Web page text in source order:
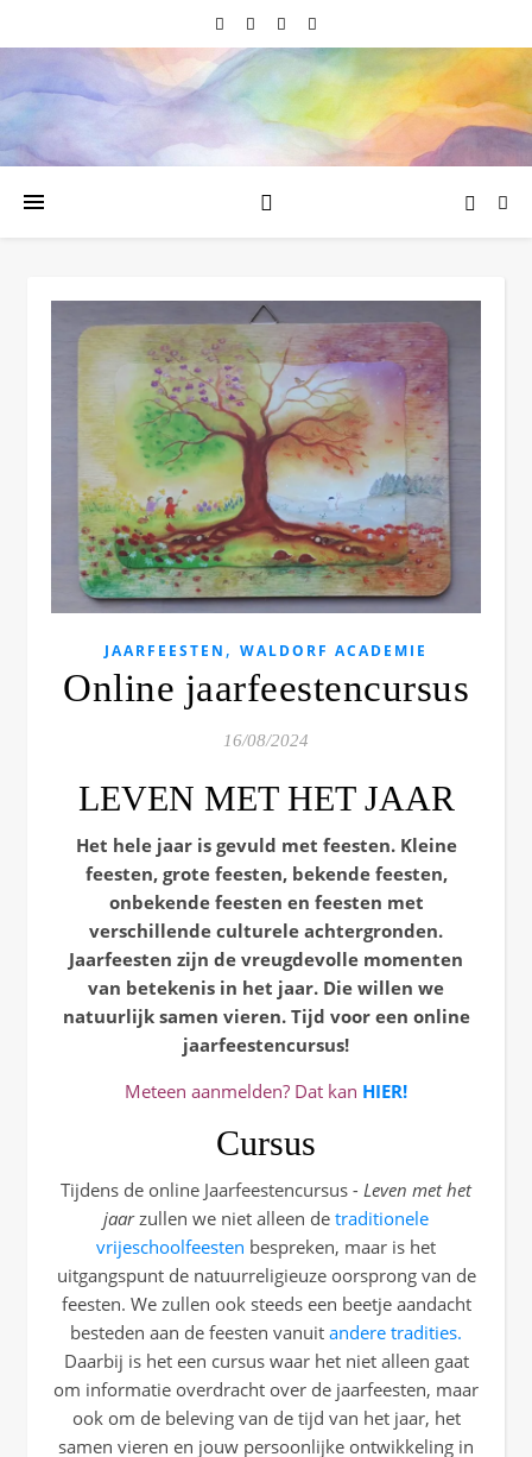
JAARFEESTEN , WALDORF ACADEMIE
Online jaarfeestencursus
16/08/2024
LEVEN MET HET JAAR
Het hele jaar is gevuld met feesten. Kleine
feesten, grote feesten, bekende feesten,
onbekende feesten en feesten met
verschillende culturele achtergronden.
Jaarfeesten zijn de vreugdevolle momenten
van betekenis in het jaar. Die willen we
natuurlijk samen vieren. Tijd voor een online
jaarfeestencursus!
Meteen aanmelden? Dat kan HIER!
Cursus
Tijdens de online Jaarfeestencursus - Leven met het
jaarzullen we niet alleen de traditionele
vrijeschoolfeesten bespreken, maar is het
uitgangspunt de natuurreligieuze oorsprong van de
feesten. We zullen ook steeds een beetje aandacht
besteden aan de feesten vanuit andere tradities.
Daarbij is het een cursus waar het niet alleen gaat
om informatie overdracht over de jaarfeesten, maar
ook om de beleving van de tijd van het jaar, het
samen vieren en jouw persoonlijke ontwikkeling in